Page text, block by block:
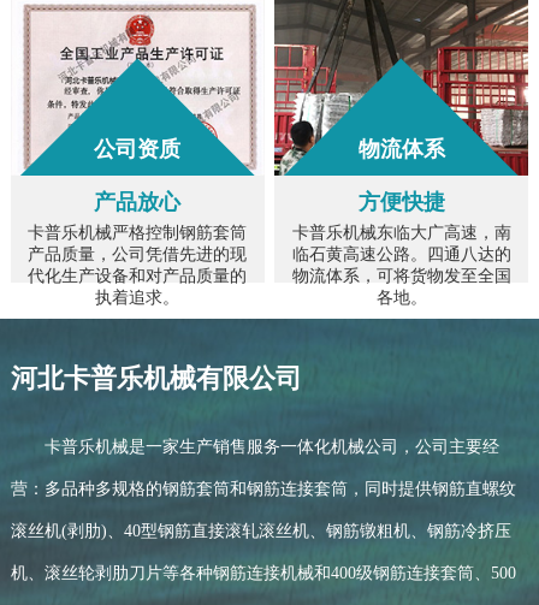
公司资质
产品放心
卡普乐机械严格控制钢筋套筒
产品质量，公司凭借先进的现
代化生产设备和对产品质量的
执着追求。
物流体系
方便快捷
卡普乐机械东临大广高速，南
临石黄高速公路。四通八达的
物流体系，可将货物发至全国
各地。
河北卡普乐机械有限公司
卡普乐机械是一家生产销售服务一体化机械公司，公司主要经
营：多品种多规格的钢筋套筒和钢筋连接套筒，同时提供钢筋直螺纹
滚丝机(剥肋)、40型钢筋直接滚轧滚丝机、钢筋镦粗机、钢筋冷挤压
机、滚丝轮剥肋刀片等各种钢筋连接机械和400级钢筋连接套筒、500